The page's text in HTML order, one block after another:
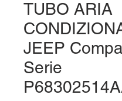
TUBO ARIA
JEEP
Serie